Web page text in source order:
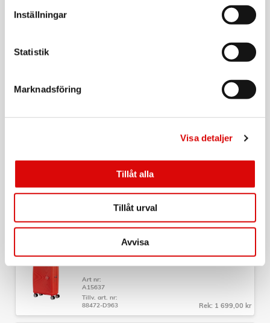
Inställningar
Statistik
Marknadsföring
Visa detaljer
Tillåt alla
Tillåt urval
Avvisa
Rek: 1 699,00 kr
Rek: 1 699,00 kr
AMERICAN TOURISTER
Kabinväska Soundbox 55 Pastel Pink
Art nr:
Tillv. art. nr:
88472-8959
Rek: 1 699,00 kr
Kabinväska Soundbox 55 Neon Orange
Art nr:
A15637
Tillv. art. nr:
88472-D963
Rek: 1 699,00 kr